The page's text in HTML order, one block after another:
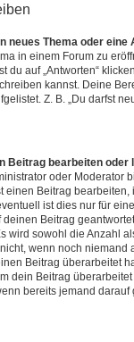
neues Thema oder eine
in einem Forum zu
du auf „Antworten“
kannst. Deine
Z. B. „Du darfst
Beitrag bearbeiten oder
oder Moderator
einen Beitrag
ist dies nur für
Beitrag
wird sowohl die Anzahl
wenn noch
Beitrag überarbeitet
dein Beitrag
bereits jemand darauf